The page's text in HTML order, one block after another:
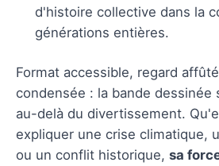
d'histoire collective dans la
générations entières.
Format accessible, regard
condensée : la bande dessinée
au-delà du divertissement.
expliquer une crise climatique,
ou un conflit historique, sa